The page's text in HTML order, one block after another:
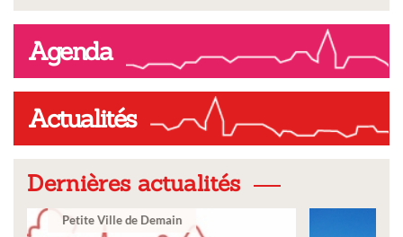
Agenda
Actualités
Dernières actualités